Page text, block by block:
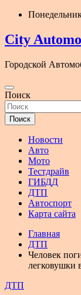
Перейти
содержимому
City
Городской
Поиск
Поиск
Новости
Авто
Мото
Тестдрайв
ГИБДД
ДТП
Автоспорт
Карта сайта
Главная
ДТП
Человек
легковушки
ДТП